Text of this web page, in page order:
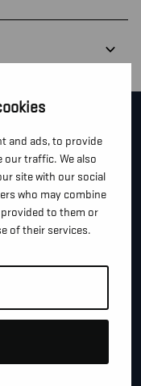
and ads, to provide
our traffic. We also
site with our social
who may combine
to them or
of their services.
informatie te
om even